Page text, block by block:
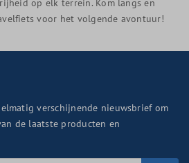
voor het volgende avontuur!
verschijnende nieuwsbrief om
de laatste producten en